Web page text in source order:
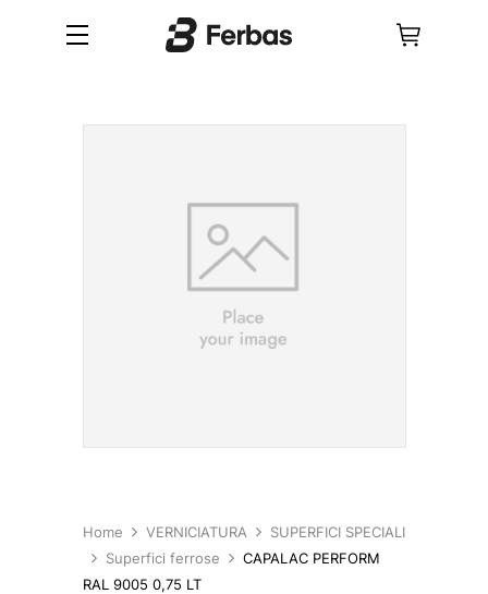
Home VERNICIATURA
SUPERFICI SPECIALI
Superfici ferrose
CAPALAC PERFORM
RAL 9005 0,75 LT